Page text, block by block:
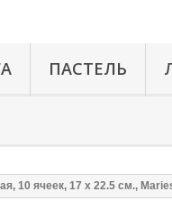
ПАСТЕЛЬ
10 ячеек, 17 x 22.5 см.,